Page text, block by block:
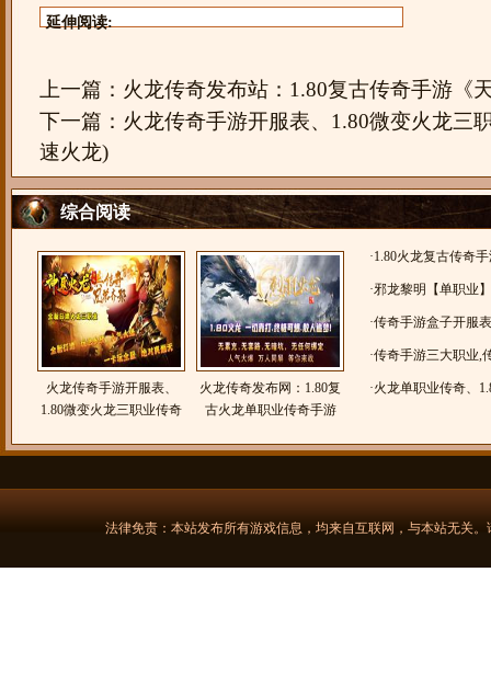
延伸阅读:
上一篇： 火龙传奇发布站：1.80复古传奇手游《
下一篇： 火龙传奇手游开服表、1.80微变火龙三
速火龙)
综合阅读
火龙传奇手游开服表、
1.80微变火龙三职业传奇
火龙传奇发布网：1.80复
古火龙单职业传奇手游
·1.80火龙复古传奇
奇|双城火龙|
·邪龙黎明【单职业
布网！
·传奇手游盒子开服
疆传奇九职业】
·传奇手游三大职业,
士
·火龙单职业传奇、
法律免责：本站发布所有游戏信息，均来自互联网，与本站无关